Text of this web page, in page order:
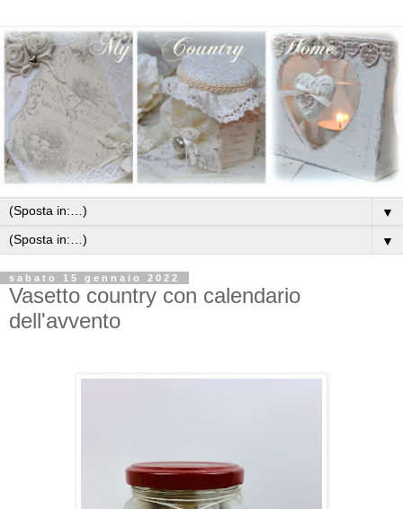
▼
▼
sabato 15 gennaio 2022
Vasetto country con calendario
dell'avvento